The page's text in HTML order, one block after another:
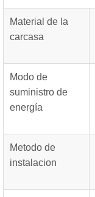
Material de la
carcasa
Modo de
suministro de
energía
Metodo de
instalacion